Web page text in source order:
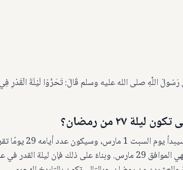
اللَّهِ صلى الله عليه وسلم قَالَ: تَحَرَّوْا لَيْلَةَ الْقَدْرِ
٢٧ من رمضان؟
وفقًا للحسابات الفلكية فإن شهر رمضان المبارك لعام 2025 سيبدأ يوم
وعليه فإن العشر الأواخر من رمضان ستبدأ 20 مارس، وسنتهي الموافق 29 مارس. وبناءً على ذلك فإن ليلة القدر